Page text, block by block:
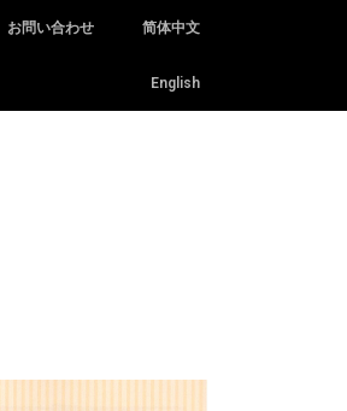
お問い合わせ 简体中文
English